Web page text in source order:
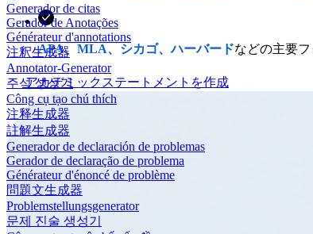
Generador de citas
Gerador de Anotações
Générateur d'annotations
注釈生成器
Annotator-Generator
주석 생성기
Công cụ tạo chú thích
注释生成器
註解生成器
Generador de declaración de problemas
Gerador de declaração de problema
Générateur d'énoncé de problème
問題文生成器
Problemstellungsgenerator
문제 진술 생성기
APA、MLA、シカゴ、ハーバードなどの主要
アカデミックステートメントを作成